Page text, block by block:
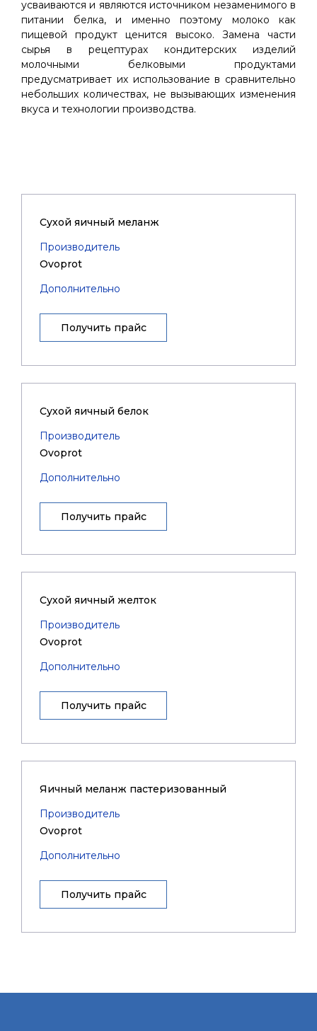
усваиваются и являются источником незаменимого в
питании белка, и именно поэтому молоко как
пищевой продукт ценится высоко. Замена части
сырья в рецептурах кондитерских изделий
молочными белковыми продуктами
предусматривает их использование в сравнительно
небольших количествах, не вызывающих изменения
вкуса и технологии производства.
Cухой яичный меланж
Производитель
Ovoprot
Дополнительно
Получить прайс
Сухой яичный белок
Производитель
Ovoprot
Дополнительно
Получить прайс
Сухой яичный желток
Производитель
Ovoprot
Дополнительно
Получить прайс
Яичный меланж пастеризованный
Производитель
Ovoprot
Дополнительно
Получить прайс